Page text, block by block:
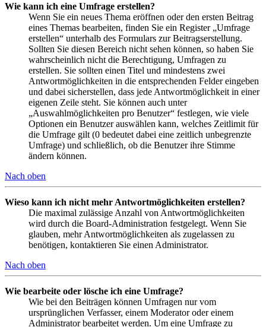
Wie kann ich eine Umfrage erstellen?
Wenn Sie ein neues Thema eröffnen oder den ersten Beitrag
eines Themas bearbeiten, finden Sie ein Register „Umfrage
erstellen“ unterhalb des Formulars zur Beitragserstellung.
Sollten Sie diesen Bereich nicht sehen können, so haben Sie
wahrscheinlich nicht die Berechtigung, Umfragen zu
erstellen. Sie sollten einen Titel und mindestens zwei
Antwortmöglichkeiten in die entsprechenden Felder eingeben
und dabei sicherstellen, dass jede Antwortmöglichkeit in einer
eigenen Zeile steht. Sie können auch unter
„Auswahlmöglichkeiten pro Benutzer“ festlegen, wie viele
Optionen ein Benutzer auswählen kann, welches Zeitlimit für
die Umfrage gilt (0 bedeutet dabei eine zeitlich unbegrenzte
Umfrage) und schließlich, ob die Benutzer ihre Stimme
ändern können.
Nach oben
Wieso kann ich nicht mehr Antwortmöglichkeiten erstellen?
Die maximal zulässige Anzahl von Antwortmöglichkeiten
wird durch die Board-Administration festgelegt. Wenn Sie
glauben, mehr Antwortmöglichkeiten als zugelassen zu
benötigen, kontaktieren Sie einen Administrator.
Nach oben
Wie bearbeite oder lösche ich eine Umfrage?
Wie bei den Beiträgen können Umfragen nur vom
ursprünglichen Verfasser, einem Moderator oder einem
Administrator bearbeitet werden. Um eine Umfrage zu